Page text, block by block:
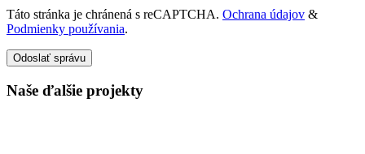
Táto stránka je chránená s reCAPTCHA. Ochrana údajov &
Podmienky používania.
Odoslať správu
Naše ďalšie projekty